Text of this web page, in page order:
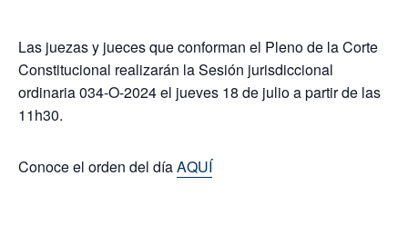
Las juezas y jueces que conforman el Pleno de la Corte
Constitucional realizarán la Sesión jurisdiccional
ordinaria 034-O-2024 el jueves 18 de julio a partir de las
11h30.
Conoce el orden del díaAQUÍ